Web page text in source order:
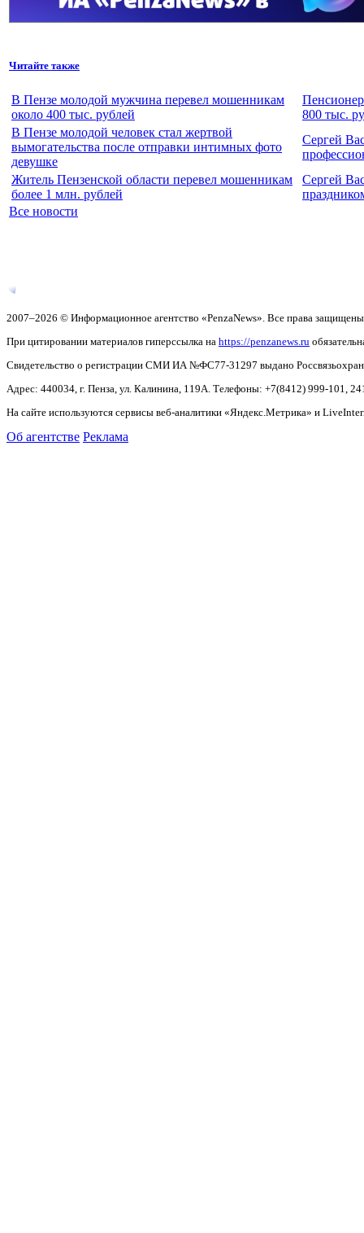
Читайте также
В Пензе молодой мужчина перевел мошенникам
около 400 тыс. рублей
800 тыс.
В Пензе молодой человек стал жертвой
вымогательства после отправки интимных фото
девушке
Сергей
Житель Пензенской области перевел мошенникам
более 1 млн. рублей
Сергей
Все новости
2007–2026 © Информационное агентство «PenzaNews». Все права
При цитировании материалов гиперссылка на https://penzanews.ru
Свидетельство о регистрации СМИ ИА №ФС77-31297 выдано
Адрес: 440034, г. Пенза, ул. Калинина, 119А. Телефоны: +7(8412) 999-101,
На сайте используются сервисы веб-аналитики «Яндекс.Метрика» и
Об агентстве Реклама